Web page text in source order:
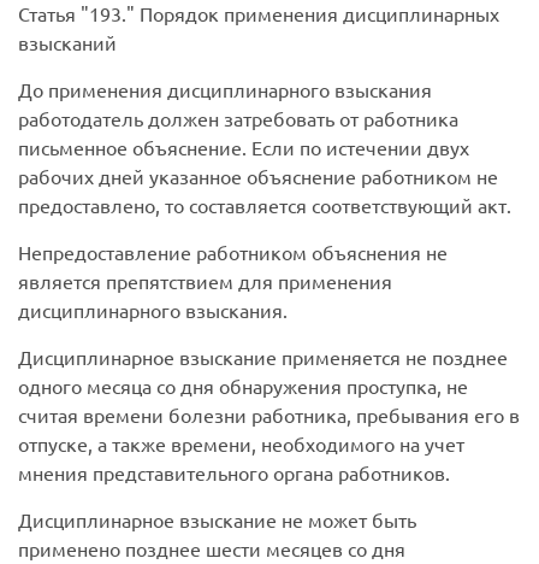
Статья
193.
Порядок применения дисциплинарных
взысканий
До применения дисциплинарного взыскания
работодатель должен затребовать от работника
письменное объяснение. Если по истечении двух
рабочих дней указанное объяснение работником не
предоставлено, то составляется соответствующий акт.
Непредоставление работником объяснения не
является препятствием для применения
дисциплинарного взыскания.
Дисциплинарное взыскание применяется не позднее
одного месяца со дня обнаружения проступка, не
считая времени болезни работника, пребывания его в
отпуске, а также времени, необходимого на учет
мнения представительного органа работников.
Дисциплинарное взыскание не может быть
применено позднее шести месяцев со дня